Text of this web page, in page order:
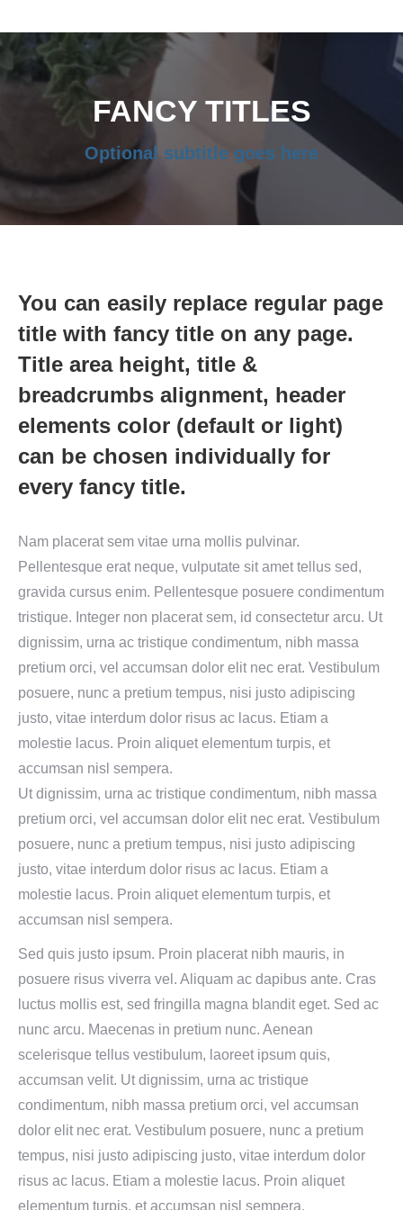
FANCY TITLES
Optional subtitle goes here
You can easily replace regular page
title with fancy title on any page.
Title area height, title &
breadcrumbs alignment, header
elements color (default or light)
can be chosen individually for
every fancy title.
Nam placerat sem vitae urna mollis pulvinar.
Pellentesque erat neque, vulputate sit amet tellus sed,
gravida cursus enim. Pellentesque posuere condimentum
tristique. Integer non placerat sem, id consectetur arcu. Ut
dignissim, urna ac tristique condimentum, nibh massa
pretium orci, vel accumsan dolor elit nec erat. Vestibulum
posuere, nunc a pretium tempus, nisi justo adipiscing
justo, vitae interdum dolor risus ac lacus. Etiam a
molestie lacus. Proin aliquet elementum turpis, et
accumsan nisl sempera.
Ut dignissim, urna ac tristique condimentum, nibh massa
pretium orci, vel accumsan dolor elit nec erat. Vestibulum
posuere, nunc a pretium tempus, nisi justo adipiscing
justo, vitae interdum dolor risus ac lacus. Etiam a
molestie lacus. Proin aliquet elementum turpis, et
accumsan nisl sempera.
Sed quis justo ipsum. Proin placerat nibh mauris, in
posuere risus viverra vel. Aliquam ac dapibus ante. Cras
luctus mollis est, sed fringilla magna blandit eget. Sed ac
nunc arcu. Maecenas in pretium nunc. Aenean
scelerisque tellus vestibulum, laoreet ipsum quis,
accumsan velit. Ut dignissim, urna ac tristique
condimentum, nibh massa pretium orci, vel accumsan
dolor elit nec erat. Vestibulum posuere, nunc a pretium
tempus, nisi justo adipiscing justo, vitae interdum dolor
risus ac lacus. Etiam a molestie lacus. Proin aliquet
elementum turpis, et accumsan nisl sempera.